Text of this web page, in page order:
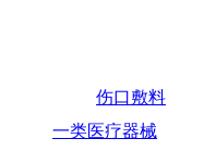
伤口敷料
一类医疗器械